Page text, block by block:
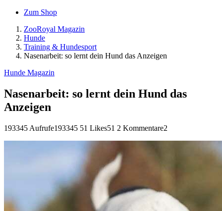
Zum Shop
ZooRoyal Magazin
Hunde
Training & Hundesport
Nasenarbeit: so lernt dein Hund das Anzeigen
Hunde Magazin
Nasenarbeit: so lernt dein Hund das
Anzeigen
193345 Aufrufe193345 51 Likes51 2 Kommentare2